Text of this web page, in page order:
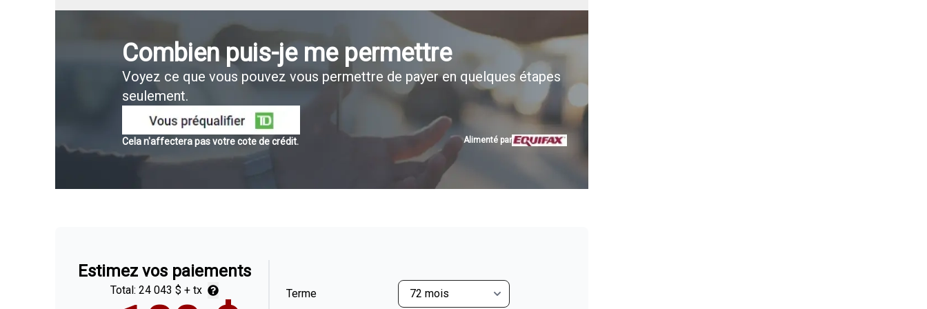
Combien puis-je me permettre
Voyez ce que vous pouvez vous permettre de payer en quelques étapes
seulement.
Cela n'affectera pas votre cote de crédit. Alimenté par
Estimez vos paiements
Total: 24 043 $ + tx Terme